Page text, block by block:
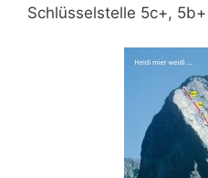
Schlüsselstelle 5c+,